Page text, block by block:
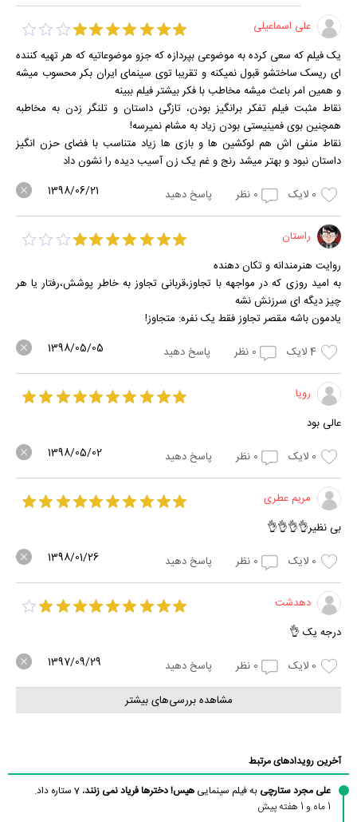
علی اسماعیلی
یک فیلم که سعی کرده به موضوعی بپردازه که جزو موضوعاتیه که هر تهیه کننده
ای ریسک ساختشو قبول نمیکنه و تقریبا توی سینمای ایران بکر محسوب میشه
و همین امر باعث میشه مخاطب با فکر بیشتر فیلم ببینه
نقاط مثبت فیلم تفکر برانگیز بودن، تازگی داستان و تلنگر زدن به مخاطبه
همچنین بوی فمینیستی بودن زیاد به مشام نمیرسه!
نقاط منفی اش هم لوکشین ها و بازی ها زیاد متناسب با فضای حزن انگیز
داستان نبود و بهتر میشد رنج و غم یک زن آسیب دیده را نشون داد
0 لایک 0 نظر پاسخ دهید 1398/06/21
راستان
روایت هنرمندانه و تکان دهنده
به امید روزی که در مواجهه با تجاوز،قربانی تجاوز به خاطر پوشش،رفتار یا هر
چیز دیگه ای سرزنش نشه
یادمون باشه مقصر تجاوز فقط یک نفره: متجاوز!
4لایک 0 نظر پاسخ دهید 1398/05/05
رویا
عالی بود
0 لایک 0 نظر پاسخ دهید 1398/05/02
مریم عطری
بی نظیر👌👌👌👌
0 لایک 0 نظر پاسخ دهید 1398/01/26
دهدشت
درجه یک 👌
0 لایک 0 نظر پاسخ دهید 1397/09/29
مشاهده بررسی‌های بیشتر
آخرین رویدادهای مرتبط
علی مجرد ستارچی به فیلم سینمایی هیس! دخترها فریاد نمی زنند، 7 ستاره داد.
1 ماه و 1 هفته پیش